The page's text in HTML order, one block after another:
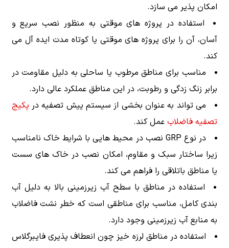
امکان پذیر می سازد.
استفاده در پروژه های موقتی به منظور نصب سریع و
آسان، آن را برای پروژه های موقتی یا کوتاه مدت ایده آل می
کند.
مناسب برای مناطق مرطوب یا ساحلی به دلیل مقاومت در
برابر زنگ زدگی و رطوبت، در این مناطق عملکرد عالی دارد.
می‌ تواند به عنوان بخشی از سیستم پیش تصفیه در پکیج
تصفیه فاضلاب عمل کند.
در نوع GRP نصب در محیط هایی با شرایط خاک نامناسب
زیرا ساختار سبک و مقاوم، امکان نصب در خاک های سست
یا مناطق باتلاقی را فراهم می کند.
استفاده در مناطق با سطح آب زیرزمینی بالا به دلیل آب
بندی کامل، مناسب برای مناطقی است که خطر نشت فاضلاب
به منابع آب زیرزمینی وجود دارد.
استفاده در مناطق لرزه خیز چون انعطاف پذیری فایبرگلاس